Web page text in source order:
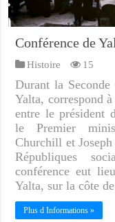
Conférence de
Histoire 15
Durant la
Yalta, correspond
entre le président
le Premier
Churchill et
Républiques
conférence eut
Yalta, sur la côte
Plus d Informations »